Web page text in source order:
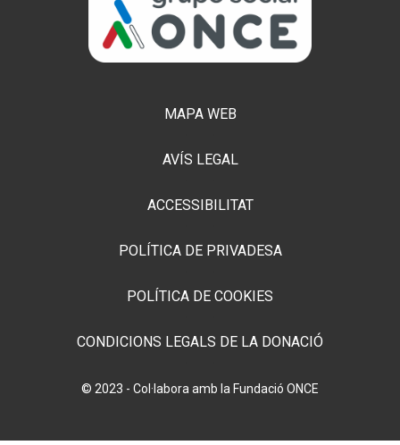
MAPA WEB
AVÍS LEGAL
ACCESSIBILITAT
POLÍTICA DE PRIVADESA
POLÍTICA DE COOKIES
CONDICIONS LEGALS DE LA DONACIÓ
© 2023 - Col·labora amb la Fundació ONCE